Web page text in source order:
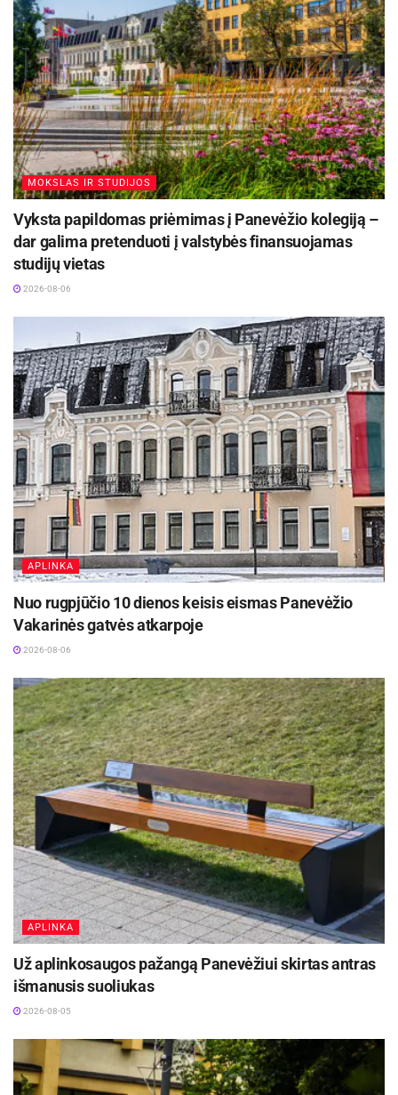
MOKSLAS IR STUDIJOS
Vyksta papildomas priėmimas į Panevėžio kolegiją –
dar galima pretenduoti į valstybės finansuojamas
studijų vietas
2026-08-06
APLINKA
Nuo rugpjūčio 10 dienos keisis eismas Panevėžio
Vakarinės gatvės atkarpoje
2026-08-06
APLINKA
Už aplinkosaugos pažangą Panevėžiui skirtas antras
išmanusis suoliukas
2026-08-05